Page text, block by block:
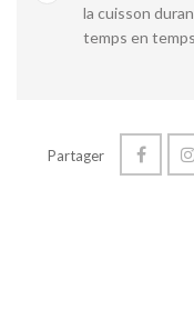
la cuisson
temps en
Partager